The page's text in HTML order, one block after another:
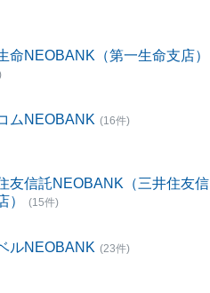
命NEOBANK（第一生命支店）
ムNEOBANK (16件)
友信託NEOBANK（三井住友信
）
(15件)
ルNEOBANK (23件)